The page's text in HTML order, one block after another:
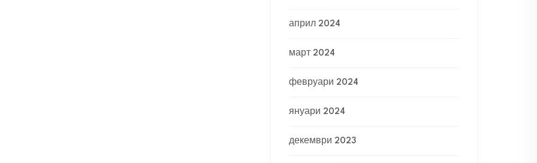
април 2024
март 2024
февруари 2024
януари 2024
декември 2023